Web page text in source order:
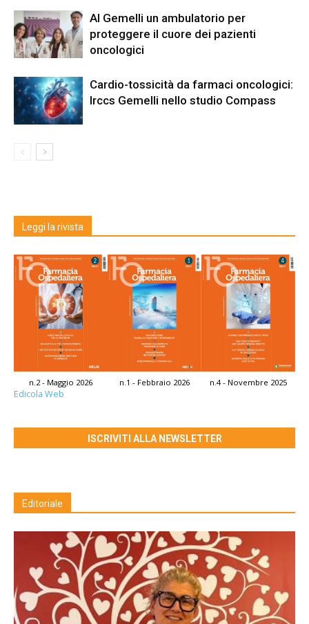
Al Gemelli un ambulatorio per
proteggere il cuore dei pazienti
oncologici
Cardio-tossicità da farmaci oncologici:
Irccs Gemelli nello studio Compass
Leggi la rivista
n.2 - Maggio 2026 n.1 - Febbraio 2026 n.4 - Novembre 2025
Edicola Web
ISCRIVITI ALLA NEWSLETTER
Editoriale